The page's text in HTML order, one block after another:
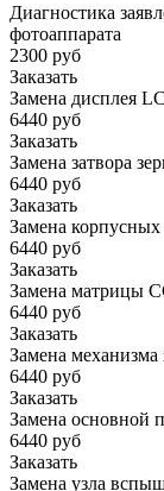
Диагностика
фотоаппарата
2300 руб
Заказать
Замена дисплея
6440 руб
Заказать
Замена затвора
6440 руб
Заказать
Замена корпусных
6440 руб
Заказать
Замена матрицы
6440 руб
Заказать
Замена механизма
6440 руб
Заказать
Замена основной
6440 руб
Заказать
Замена узла